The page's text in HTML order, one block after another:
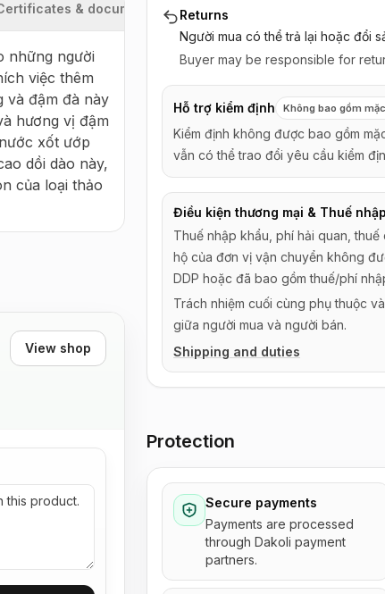
& documents
những người
việc thêm
và đậm đà này
hương vị đậm
xốt ướp
dồi dào này,
của loại thảo
View shop
Returns
Người mua có thể trả lại hoặc đổi
Buyer may be responsible for
Hỗ trợ kiểm định Không bao gồm
Kiểm định không được bao gồm
vẫn có thể trao đổi yêu cầu kiểm
Điều kiện thương mại & Thuế
Thuế nhập khẩu, phí hải quan,
hộ của đơn vị vận chuyển không
DDP hoặc đã bao gồm thuế/phí
Trách nhiệm cuối cùng phụ thuộc
giữa người mua và người bán.
Shipping and duties
Protection
Secure payments
Payments are processed
through Dakoli payment
partners.